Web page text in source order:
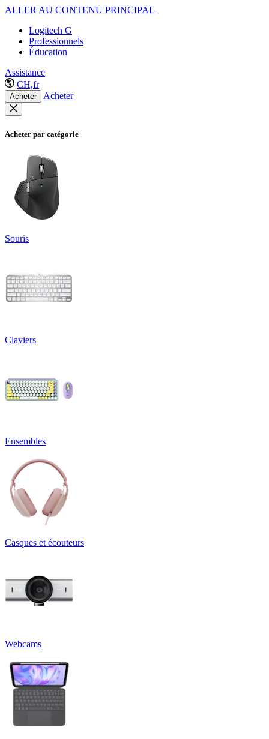
ALLER AU CONTENU PRINCIPAL
Logitech G
Professionnels
Éducation
Assistance
CH,fr
Acheter Acheter
Acheter par catégorie
Souris
Claviers
Ensembles
Casques et écouteurs
Webcams